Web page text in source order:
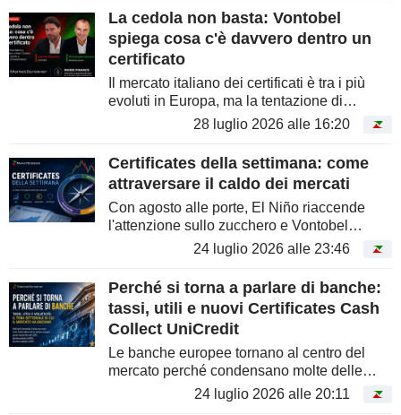
comunque ha messo in discussione il loro...
La cedola non basta: Vontobel
spiega cosa c'è davvero dentro un
certificato
Il mercato italiano dei certificati è tra i più
evoluti in Europa, ma la tentazione di
guardare prima di tutto alla cedola resta
forte. Con Jacopo Fiaschini di Vontobel
abbiamo analizzato tre casi...
28 luglio 2026 alle 16:20
Certificates della settimana: come
attraversare il caldo dei mercati
Con agosto alle porte, El Niño riaccende
l'attenzione sullo zucchero e Vontobel
propone strumenti a leva per seguirne i
movimenti in entrambe le direzioni. Banca
Akros spiega la logica dei Difesa 50...
24 luglio 2026 alle 23:46
Perché si torna a parlare di banche:
tassi, utili e nuovi Certificates Cash
Collect UniCredit
Le banche europee tornano al centro del
mercato perché condensano molte delle
variabili che oggi guidano gli investitori:
BCE, tassi, trimestrali, volatilità e aspettative
24 luglio 2026 alle 20:11